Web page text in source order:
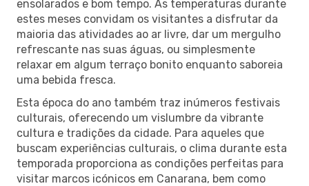
ensolarados e bom tempo. As temperaturas durante
estes meses convidam os visitantes a disfrutar da
maioria das atividades ao ar livre, dar um mergulho
refrescante nas suas águas, ou simplesmente
relaxar em algum terraço bonito enquanto saboreia
uma bebida fresca.
Esta época do ano também traz inúmeros festivais
culturais, oferecendo um vislumbre da vibrante
cultura e tradições da cidade. Para aqueles que
buscam experiências culturais, o clima durante esta
temporada proporciona as condições perfeitas para
visitar marcos icónicos em Canarana, bem como